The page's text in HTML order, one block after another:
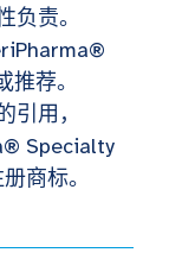
负责。
荐。
引用，
Specialty
商标。